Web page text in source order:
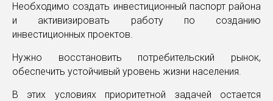
Необходимо создать инвестиционный паспорт района
и активизировать работу по созданию
инвестиционных проектов.
Нужно восстановить потребительский рынок,
обеспечить устойчивый уровень жизни населения.
В этих условиях приоритетной задачей остается